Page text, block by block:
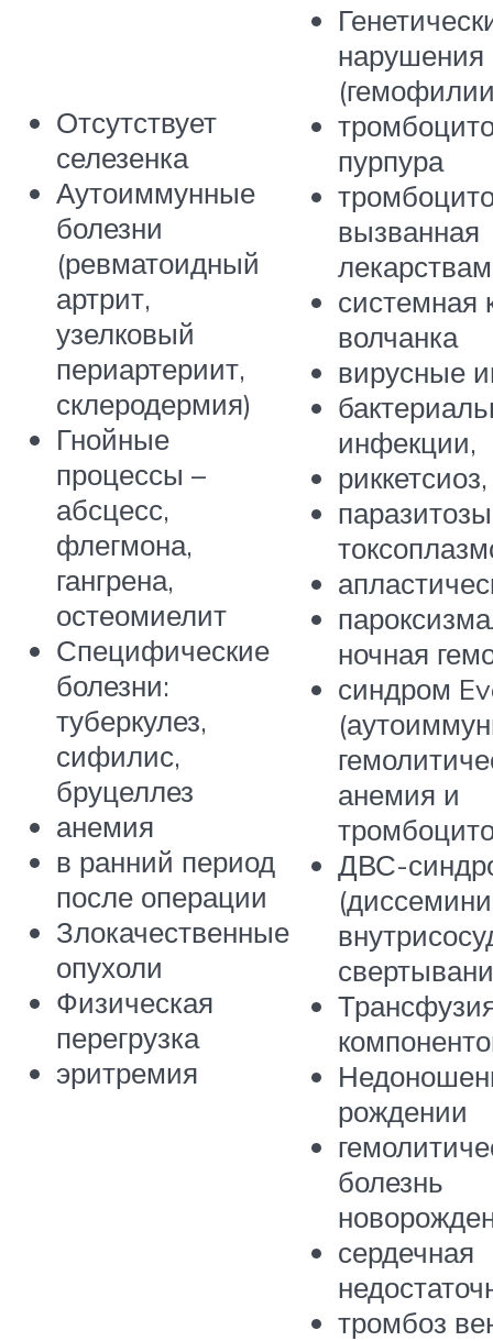
Отсутствует
селезенка
Аутоиммунные
болезни
(ревматоидный
артрит,
узелковый
периартериит,
склеродермия)
Гнойные
процессы –
абсцесс,
флегмона,
гангрена,
остеомиелит
Специфические
болезни:
туберкулез,
сифилис,
бруцеллез
анемия
в ранний период
после операции
Злокачественные
опухоли
Физическая
перегрузка
эритремия
нарушения
пурпура
вызванная
системная
волчанка
вирусные
инфекции,
риккетсиоз,
ночная
синдром
анемия и
ДВС-
рождении
болезнь
сердечная
тромбоз